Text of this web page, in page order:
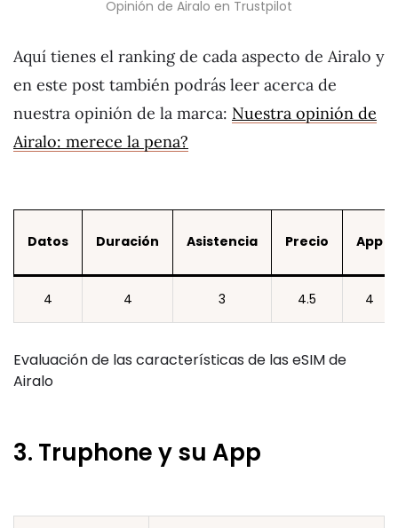
Opinión de Airalo en Trustpilot
Aquí tienes el ranking de cada aspecto de Airalo y
en este post también podrás leer acerca de
nuestra opinión de la marca: Nuestra opinión de
Airalo: merece la pena?
Datos Duración Asistencia Precio App
4 4 3 4.5 4
Evaluación de las características de las eSIM de
Airalo
3. Truphone y su App